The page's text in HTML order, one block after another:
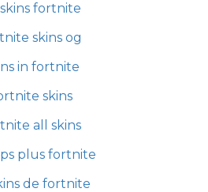
fortnite
skins og
in fortnite
skins
all skins
ps plus fortnite
de fortnite